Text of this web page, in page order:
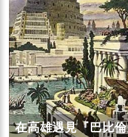
在高雄遇見『巴比